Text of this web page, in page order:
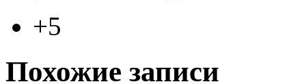
+5
Похожие записи